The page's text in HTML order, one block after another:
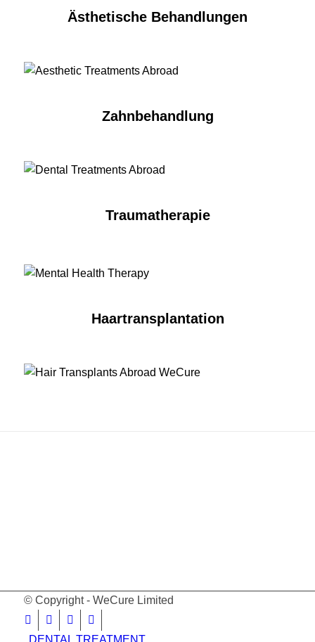
Ästhetische Behandlungen
Zahnbehandlung
Traumatherapie
Haartransplantation
© Copyright - WeCure Limited
DENTAL TREATMENT